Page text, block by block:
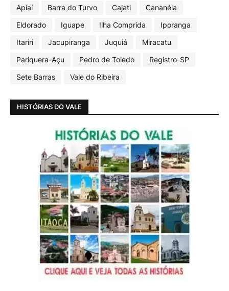
Apiaí Barra do Turvo Cajati
Cananéia
Eldorado
Iguape Ilha Comprida
Iporanga
Itariri
Jacupiranga Juquiá
Miracatu
Pariquera-Açu
Pedro de Toledo
Registro-SP
Sete Barras
Vale do Ribeira
HISTÓRIAS DO VALE